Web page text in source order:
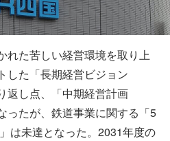
れた苦しい経営環境を取り上
した「長期経営ビジョン
返し点、「中期経営計画
ったが、鉄道事業に関する「5
は未達となった。2031年度の